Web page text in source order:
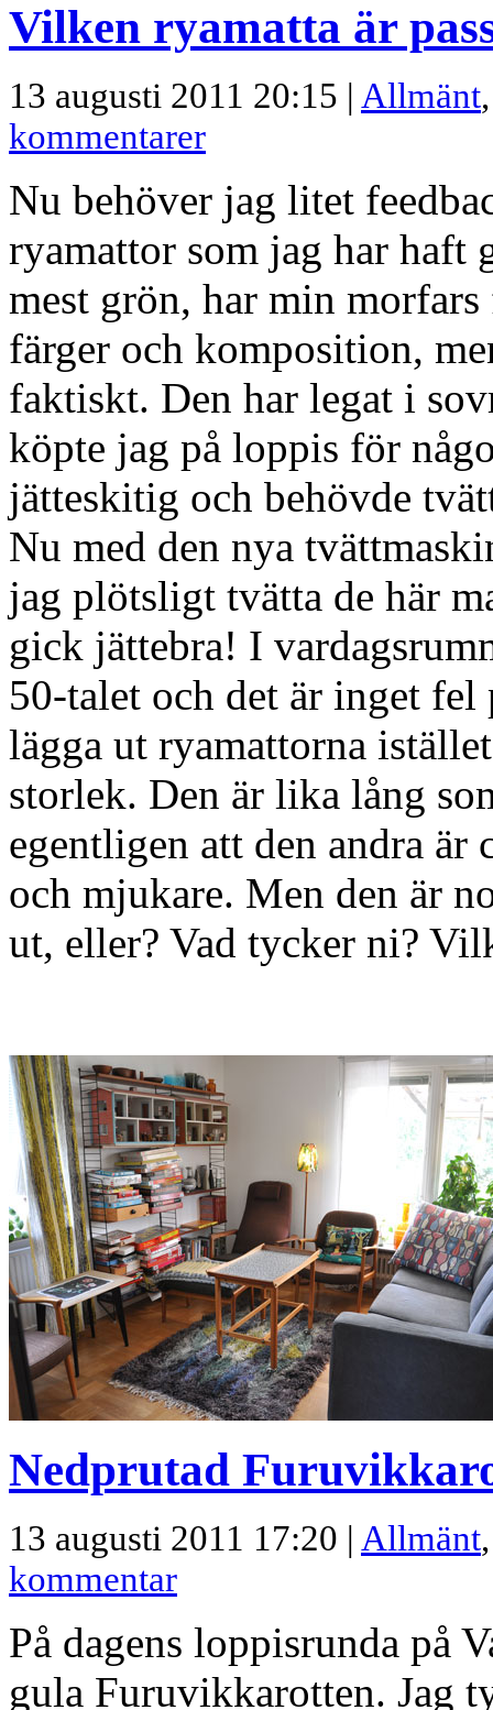
Vilken ryamatta är
13 augusti 2011 20:15 | Allmänt
kommentarer
Nu behöver jag litet
ryamattor som jag har haft
mest grön, har min
färger och komposition,
faktiskt. Den har legat i
köpte jag på loppis för
jätteskitig och behövde
Nu med den nya
jag plötsligt tvätta de här
gick jättebra! I
50-talet och det är inget fel
lägga ut ryamattorna
storlek. Den är lika lång
egentligen att den andra är
och mjukare. Men den är
ut, eller? Vad tycker ni?
Nedprutad
13 augusti 2011 17:20 | Allmänt
kommentar
På dagens loppisrunda på
gula Furuvikkarotten. Jag